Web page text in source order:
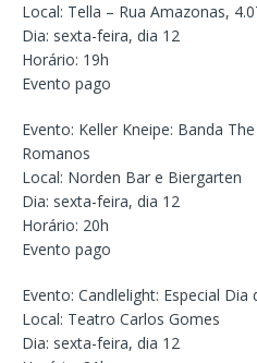
Local: Tella – Rua Amazonas,
Dia: sexta-feira, dia 12
Horário: 19h
Evento pago
Evento: Keller Kneipe: Banda
Romanos
Local: Norden Bar e Biergarten
Dia: sexta-feira, dia 12
Horário: 20h
Evento pago
Evento: Candlelight: Especial
Local: Teatro Carlos Gomes
Dia: sexta-feira, dia 12